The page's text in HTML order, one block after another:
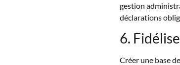
gestion
déclarations
6.
Créer une base